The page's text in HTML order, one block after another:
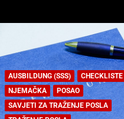
AUSBILDUNG (SSS)
CHECKLISTE
NJEMAČKA
POSAO
SAVJETI ZA TRAŽENJE POSLA